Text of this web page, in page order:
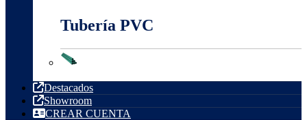
Tubería PVC
Destacados
Showroom
CREAR CUENTA